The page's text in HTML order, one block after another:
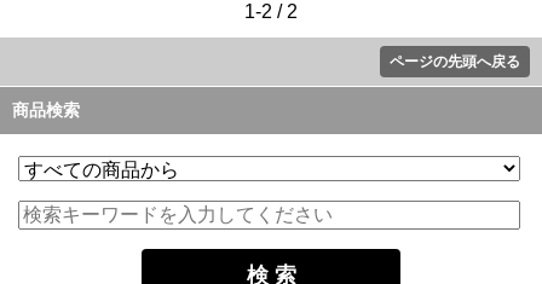
1-2 / 2
ページの先頭へ戻る
商品検索